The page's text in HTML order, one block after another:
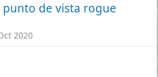
punto de vista rogue
2020